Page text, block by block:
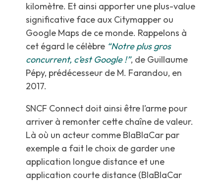
kilomètre. Et ainsi apporter une plus-value
significative face aux Citymapper ou
Google Maps de ce monde. Rappelons à
cet égard le célèbre “Notre plus gros
concurrent, c’est Google !”, de Guillaume
Pépy, prédécesseur de M. Farandou, en
2017.
SNCF Connect doit ainsi être l’arme pour
arriver à remonter cette chaîne de valeur.
Là où un acteur comme BlaBlaCar par
exemple a fait le choix de garder une
application longue distance et une
application courte distance (BlaBlaCar